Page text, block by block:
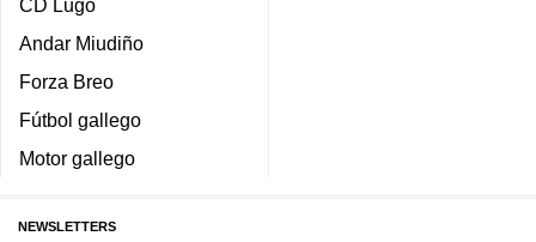
CD Lugo
Andar Miudiño
Forza Breo
Fútbol gallego
Motor gallego
NEWSLETTERS